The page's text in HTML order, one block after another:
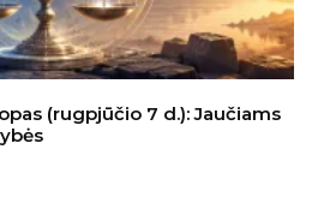
(rugpjūčio 7 d.): Jaučiams